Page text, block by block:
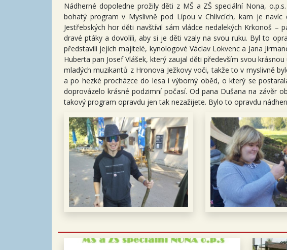
Nádherné dopoledne prožily děti z MŠ a ZŠ speciální Nona,
bohatý program v Myslivně pod Lípou v Chlívcích, kam je
Jestřebských hor děti navštívil sám vládce nedalekých Krkonoš
dravé ptáky a dovolili, aby si je děti vzaly na svou ruku. Byl to
představili jejich majitelé, kynologové Václav Lokvenc a Jana
Huberta pan Josef Vlášek, který zaujal děti především svou
mladých muzikantů z Hronova Ježkovy voči, takže to v myslivně
a po hezké procházce do lesa i výborný oběd, o který se
doprovázelo krásné podzimní počasí. Od pana Dušana na závěr
takový program opravdu jen tak nezažijete. Bylo to opravdu